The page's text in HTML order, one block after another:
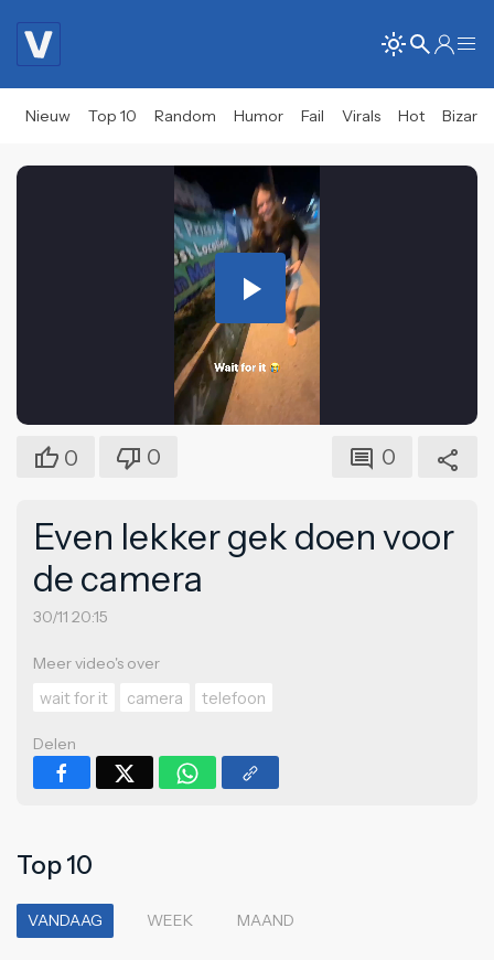
Nieuw Top 10 Random Humor Fail Virals Hot Bizar
Play
Video
0 0 0
Even lekker gek doen voor
de camera
30/11 20:15
Meer video's over
wait for it
camera telefoon
Delen
Top 10
VANDAAG WEEK MAAND